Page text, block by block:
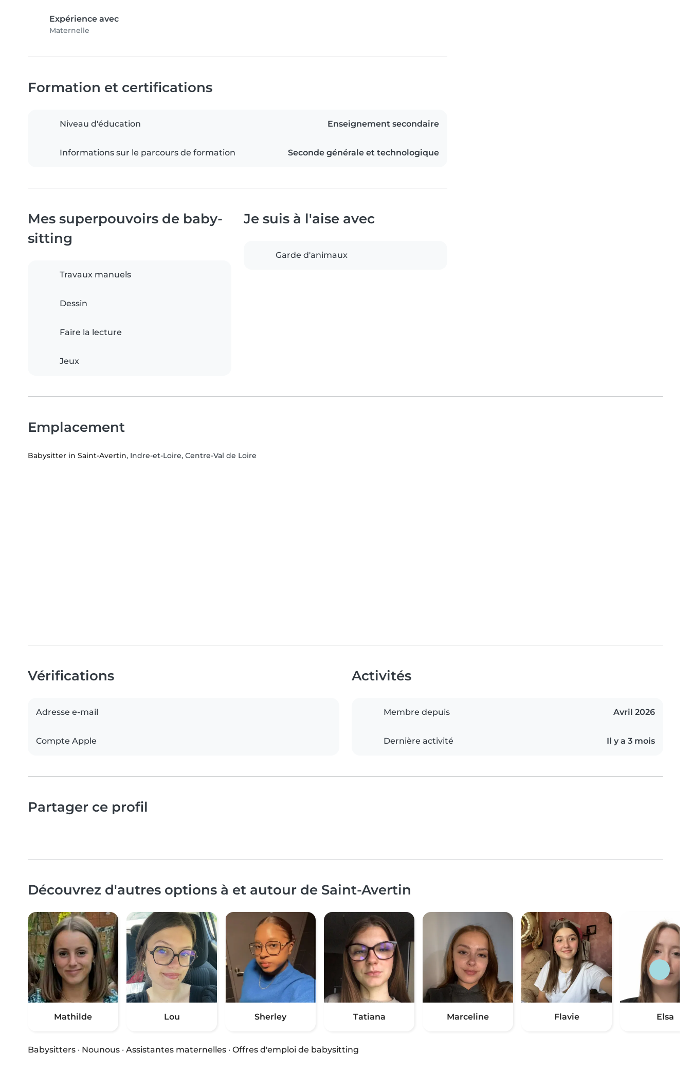
Expérience avec
Maternelle
Formation et certifications
Niveau d'éducation Enseignement secondaire
Informations sur le parcours de formation Seconde générale et technologique
Mes superpouvoirs de baby-
sitting
Travaux manuels
Dessin
Faire la lecture
Jeux
Je suis à l'aise avec
Garde d'animaux
Emplacement
Babysitter in Saint-Avertin, Indre-et-Loire, Centre-Val de Loire
Vérifications
Adresse e-mail
Compte Apple
Activités
Membre depuis Avril 2026
Dernière activité Il y a 3 mois
Partager ce profil
Découvrez d'autres options à et autour de Saint-Avertin
Mathilde Lou Sherley Tatiana Marceline Flavie Elsa
Babysitters · Nounous · Assistantes maternelles · Offres d'emploi de babysitting